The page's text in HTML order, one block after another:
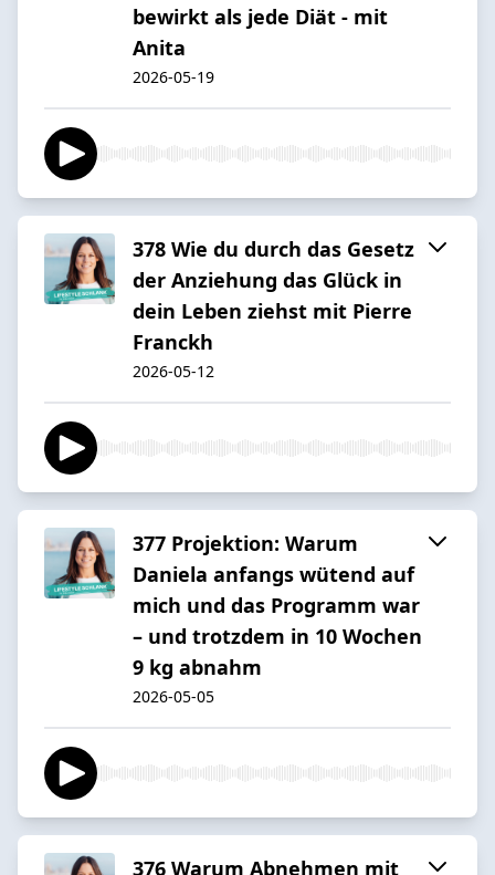
bewirkt als jede Diät - mit
Anita
2026-05-19
378 Wie du durch das Gesetz
der Anziehung das Glück in
dein Leben ziehst mit Pierre
Franckh
2026-05-12
377 Projektion: Warum
Daniela anfangs wütend auf
mich und das Programm war
– und trotzdem in 10 Wochen
9 kg abnahm
2026-05-05
376 Warum Abnehmen mit